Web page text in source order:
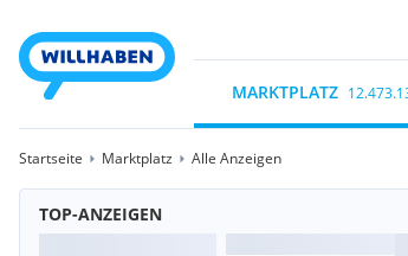
MARKTPLATZ
Startseite Marktplatz Alle Anzeigen
TOP-ANZEIGEN